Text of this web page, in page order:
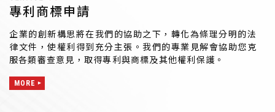
專利商標申請
企業的創新構思將在我們的協助之下，轉化為條理分明的法
律文件，使權利得到充分主張。我們的專業見解會協助您克
服各類審查意見，取得專利與商標及其他權利保護。
MORE